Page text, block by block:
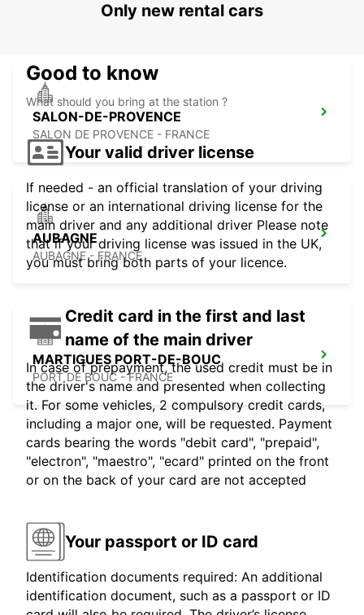
MARSEILLE - FRANCE
SALON-DE-PROVENCE
SALON DE PROVENCE - FRANCE
AUBAGNE
AUBAGNE - FRANCE
MARTIGUES PORT-DE-BOUC
PORT DE BOUC - FRANCE
Only new rental cars
Good to know
What should you bring at the station ?
Your valid driver license
If needed - an official translation of your driving
license or an international driving license for the
main driver and any additional driver Please note
that if your driving license was issued in the UK,
you must bring both parts of your licence.
Credit card in the first and last
name of the main driver
In case of prepayment, the used credit must be in
the driver's name and presented when collecting
it. For some vehicles, 2 compulsory credit cards,
including a major one, will be requested. Payment
cards bearing the words "debit card", "prepaid",
"electron", "maestro", "ecard" printed on the front
or on the back of your card are not accepted
Your passport or ID card
Identification documents required: An additional
identification document, such as a passport or ID